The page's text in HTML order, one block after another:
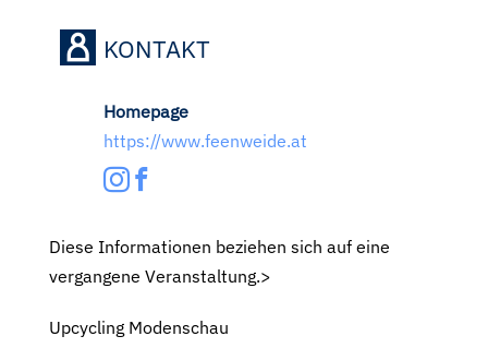
KONTAKT
Homepage
https://www.feenweide.at
Diese Informationen beziehen sich auf eine
vergangene Veranstaltung.>
Upcycling Modenschau